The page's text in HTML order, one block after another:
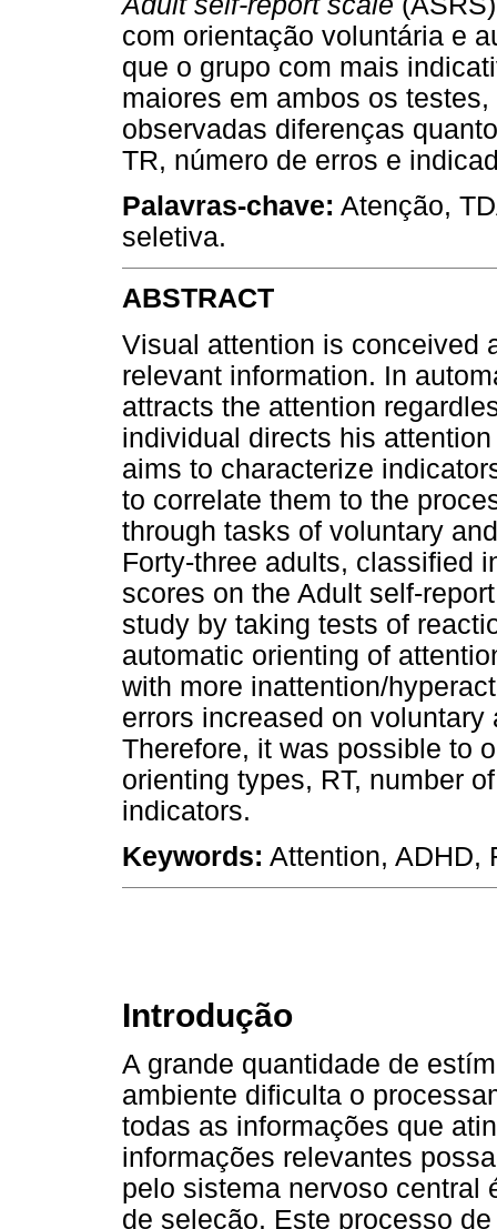
com orientação voluntária e
que o grupo com mais
maiores em ambos os
observadas diferenças
TR, número de erros e
Palavras-chave: Atenção,
seletiva.
ABSTRACT
Visual attention is conceived
relevant information. In
attracts the attention
individual directs his
aims to characterize
to correlate them to the
through tasks of voluntary
Forty-three adults, classified
scores on the Adult self-
study by taking tests of
automatic orienting of
with more inattention/
errors increased on
Therefore, it was possible to
orienting types, RT, number
indicators.
Keywords: Attention, ADHD,
Introdução
A grande quantidade de
ambiente dificulta o
todas as informações que
informações relevantes
pelo sistema nervoso central
de seleção. Este processo